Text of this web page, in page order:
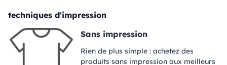
techniques d'impression
Sans impression
Rien de plus simple : achetez des
produits sans impression aux meilleurs